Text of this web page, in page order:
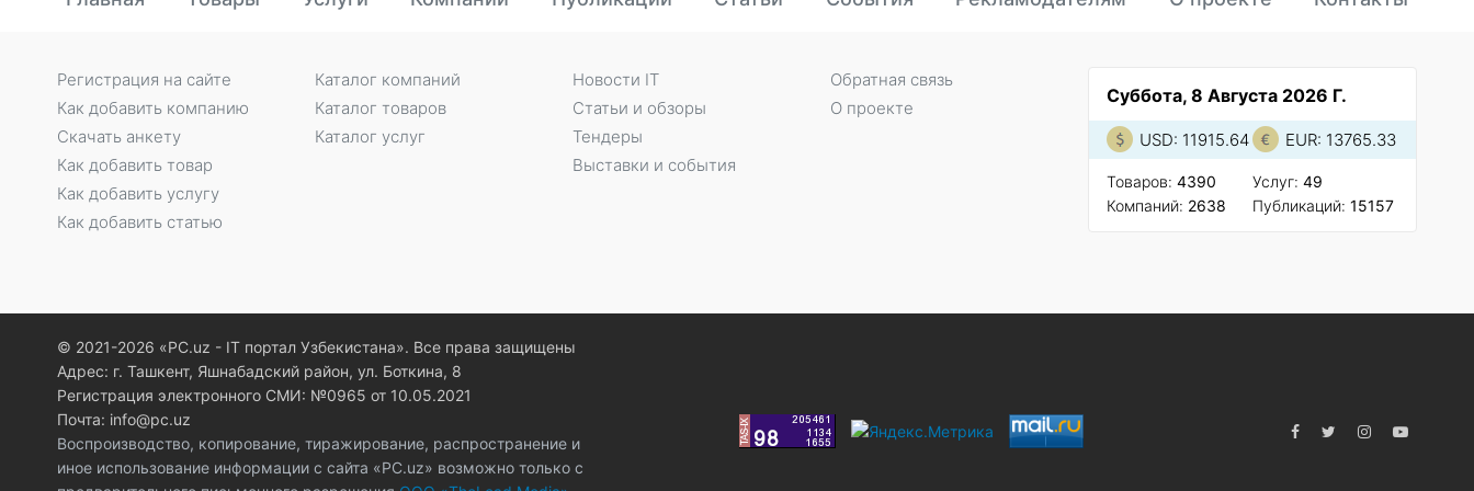
Суббота, 8 Августа 2026 Г.
USD: 11915.64 EUR: 13765.33
Товаров: 4390
Компаний: 2638
Услуг: 49
Публикаций: 15157
Регистрация на сайте
Как добавить компанию
Скачать анкету
Как добавить товар
Как добавить услугу
Как добавить статью
Каталог компаний
Каталог товаров
Каталог услуг
Новости IT
Статьи и обзоры
Тендеры
Выставки и события
Обратная связь
О проекте
© 2021-2026 «PC.uz - IT портал Узбекистана». Все права защищены
Адрес: г. Ташкент, Яшнабадский район, ул. Боткина, 8
Регистрация электронного СМИ: №0965 от 10.05.2021
Почта: info@pc.uz
Воспроизводство, копирование, тиражирование, распространение и
иное использование информации с сайта «PC.uz» возможно только с